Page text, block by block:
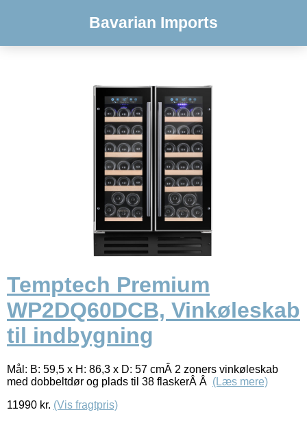
Bavarian Imports
Temptech Premium
WP2DQ60DCB, Vinkøleskab
til indbygning
Mål: B: 59,5 x H: 86,3 x D: 57 cmÂ 2 zoners vinkøleskab
med dobbeltdør og plads til 38 flaskerÂ Â (Læs mere)
11990 kr. (Vis fragtpris)